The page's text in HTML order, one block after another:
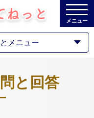
メニュー
メニュー
と回答